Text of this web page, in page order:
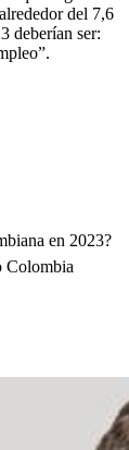
del 7,6
deberían ser:
en 2023?
Colombia